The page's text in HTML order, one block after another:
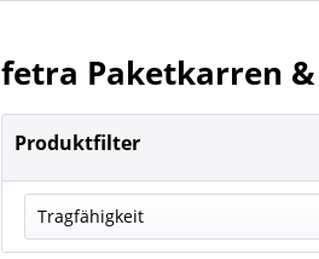
fetra Paketkarren
Produktfilter
Tragfähigkeit